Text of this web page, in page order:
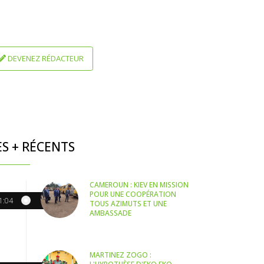
DEVENEZ RÉDACTEUR
+ RÉCENTS
CAMEROUN : KIEV EN MISSION
POUR UNE COOPÉRATION
TOUS AZIMUTS ET UNE
AMBASSADE
MARTINEZ ZOGO :